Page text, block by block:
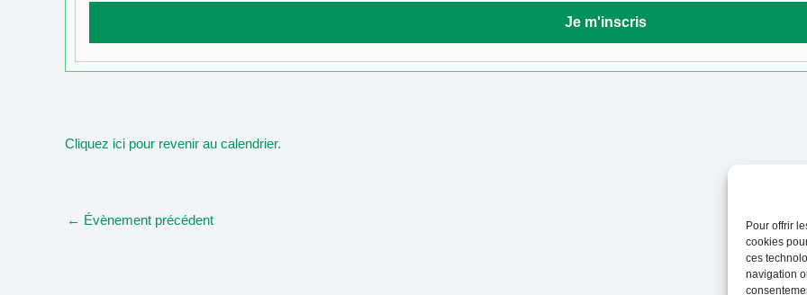
Pour offrir
cookies
ces
navigation
Cliquez ici pour revenir au calendrier.
← Évènement précédent